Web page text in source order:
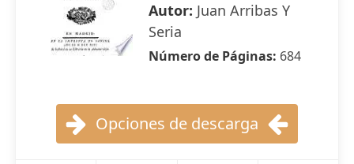
Autor: Juan Arribas Y
Seria
Número de Páginas: 684
Opciones de descarga